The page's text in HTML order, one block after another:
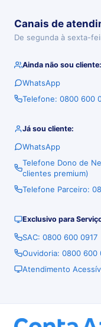
Canais de
De segunda à sexta-
Ainda não sou cliente:
WhatsApp
Telefone: 0800 600
Já sou cliente:
WhatsApp
Telefone Dono de
clientes premium)
Telefone Parceiro:
Exclusivo para
SAC: 0800 600 0917
Ouvidoria: 0800 600
Atendimento